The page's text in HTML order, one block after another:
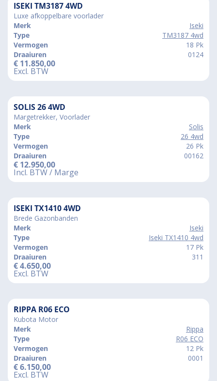
ISEKI TM3187 4WD
Luxe afkoppelbare voorlader
Merk
Iseki
Type
TM3187 4wd
Vermogen
18 Pk
Draaiuren
0124
€ 11.850,00
Excl. BTW
SOLIS 26 4WD
Margetrekker, Voorlader
Merk
Solis
Type
26 4wd
Vermogen
26 Pk
Draaiuren
00162
€ 12.950,00
Incl. BTW / Marge
ISEKI TX1410 4WD
Brede Gazonbanden
Merk
Iseki
Type
Iseki TX1410 4wd
Vermogen
17 Pk
Draaiuren
311
€4.650,00
Excl. BTW
RIPPA R06 ECO
Kubota Motor
Merk
Rippa
Type
R06 ECO
Vermogen
12 Pk
Draaiuren
0001
€6.150,00
Excl. BTW